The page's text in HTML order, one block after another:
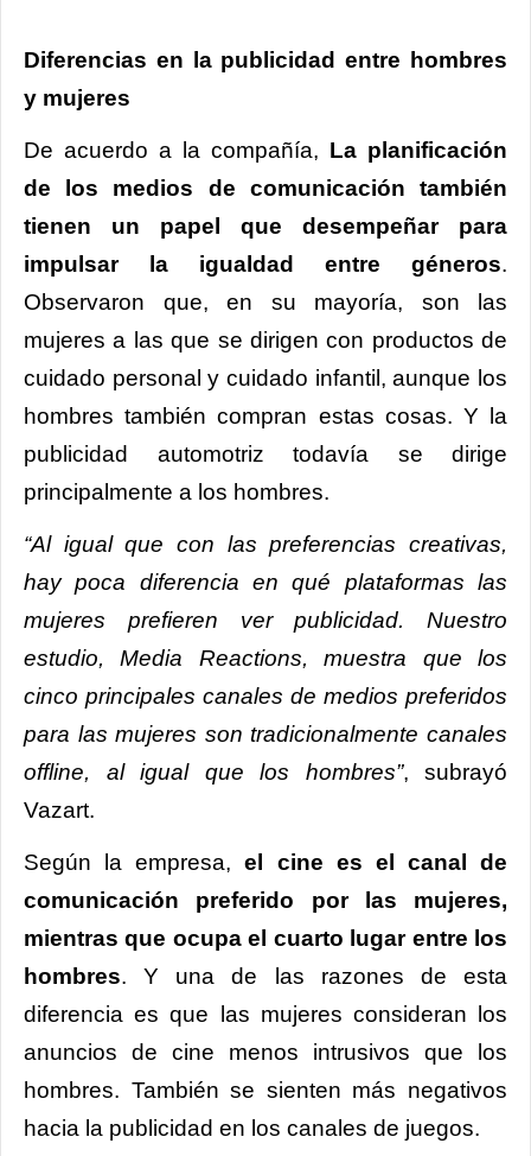
Diferencias en la publicidad entre hombres
y mujeres
De acuerdo a la compañía, La planificación
de los medios de comunicación también
tienen un papel que desempeñar para
impulsar la igualdad entre géneros.
Observaron que, en su mayoría, son las
mujeres a las que se dirigen con productos de
cuidado personal y cuidado infantil, aunque los
hombres también compran estas cosas. Y la
publicidad automotriz todavía se dirige
principalmente a los hombres.
“Al igual que con las preferencias creativas,
hay poca diferencia en qué plataformas las
mujeres prefieren ver publicidad. Nuestro
estudio, Media Reactions, muestra que los
cinco principales canales de medios preferidos
para las mujeres son tradicionalmente canales
offline, al igual que los hombres”, subrayó
Vazart.
Según la empresa,el cine es el canal de
comunicación preferido por las mujeres,
mientras que ocupa el cuarto lugar entre los
hombres. Y una de las razones de esta
diferencia es que las mujeres consideran los
anuncios de cine menos intrusivos que los
hombres. También se sienten más negativos
hacia la publicidad en los canales de juegos.